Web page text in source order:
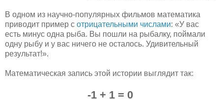
В одном из научно-популярных фильмов математика
приводит пример с отрицательными числами: «У вас
есть минус одна рыба. Вы пошли на рыбалку, поймали
одну рыбу и у вас ничего не осталось. Удивительный
результат!».
Математическая запись этой истории выглядит так:
-1 + 1 = 0